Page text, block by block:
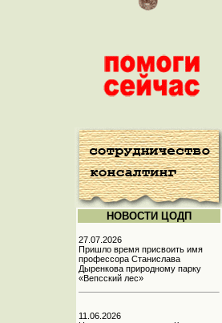
НОВОСТИ ЦОДП
27.07.2026
Пришло время присвоить имя
профессора Станислава
Дыренкова природному парку
«Вепсский лес»
11.06.2026